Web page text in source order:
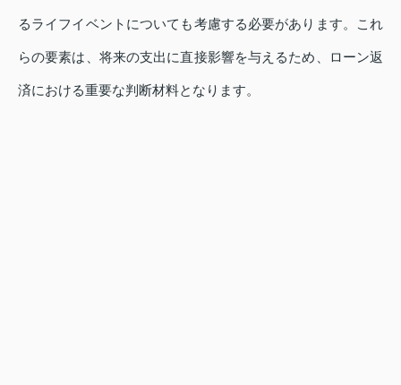
るライフイベントについても考慮する必要があります。これ
らの要素は、将来の支出に直接影響を与えるため、ローン返
済における重要な判断材料となります。